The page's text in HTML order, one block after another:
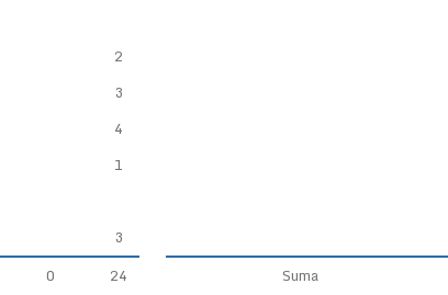
2
3
4
1
3
0 24 Suma